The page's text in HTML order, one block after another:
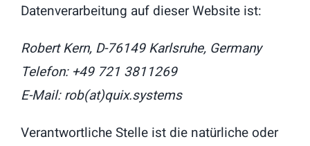
Datenverarbeitung auf dieser Website ist:
Robert Kern, D-76149 Karlsruhe, Germany
Telefon: +49 721 3811269
E-Mail: rob(at)quix.systems
Verantwortliche Stelle ist die natürliche oder